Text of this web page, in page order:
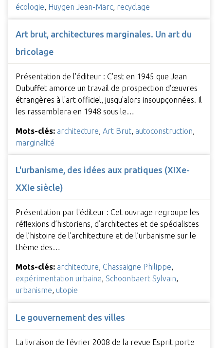
écologie Huygen Jean-Marc recyclage
Art brut, architectures marginales. Un art du
bricolage
Présentation de l'éditeur : C'est en 1945 que Jean
Dubuffet amorce un travail de prospection d'œuvres
étrangères à l'art officiel, jusqu'alors insoupçonnées. Il
les rassemblera en 1948 sous le…
Mots-clés: architecture, Art Brut, autoconstruction,
marginalité
L'urbanisme, des idées aux pratiques (XIXe-
XXIe siècle)
Présentation par l'éditeur : Cet ouvrage regroupe les
réﬂexions d’historiens, d’architectes et de spécialistes
de l’histoire de l’architecture et de l’urbanisme sur le
thème des…
Mots-clés: architecture, Chassaigne Philippe,
expérimentation urbaine, Schoonbaert Sylvain,
urbanisme, utopie
Le gouvernement des villes
La livraison de février 2008 de la revue Esprit porte